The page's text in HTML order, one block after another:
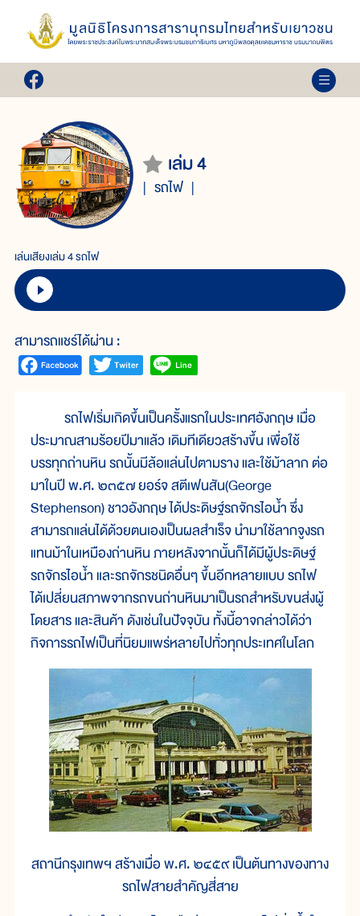
เล่ม 4
รถไฟ
เล่นเสียงเล่ม 4 รถไฟ
สามารถแชร์ได้ผ่าน :
รถไฟเริ่มเกิดขึ้นเป็นครั้งแรกในประเทศอังกฤษ เมื่อ
ประมาณสามร้อยปีมาแล้ว เดิมทีเดียวสร้างขึ้น เพื่อใช้
บรรทุกถ่านหิน รถนั้นมีล้อแล่นไปตามราง และใช้ม้าลาก ต่อ
มาในปี พ.ศ. ๒๓๕๗ ยอร์จ สตีเฟนสัน(George
Stephenson) ชาวอังกฤษ ได้ประดิษฐ์รถจักรไอน้ำ ซึ่ง
สามารถแล่นได้ด้วยตนเองเป็นผลสำเร็จ นำมาใช้ลากจูงรถ
แทนม้าในเหมืองถ่านหิน ภายหลังจากนั้นก็ได้มีผู้ประดิษฐ์
รถจักรไอน้ำ และรถจักรชนิดอื่นๆ ขึ้นอีกหลายแบบ รถไฟ
ได้เปลี่ยนสภาพจากรถขนถ่านหินมาเป็นรถสำหรับขนส่งผู้
โดยสาร และสินค้า ดังเช่นในปัจจุบัน ทั้งนี้อาจกล่าวได้ว่า
กิจการรถไฟเป็นที่นิยมแพร่หลายไปทั่วทุกประเทศในโลก
สถานีกรุงเทพฯ สร้างเมื่อ พ.ศ. ๒๔๕๙ เป็นต้นทางของทาง
รถไฟสายสำคัญสี่สาย